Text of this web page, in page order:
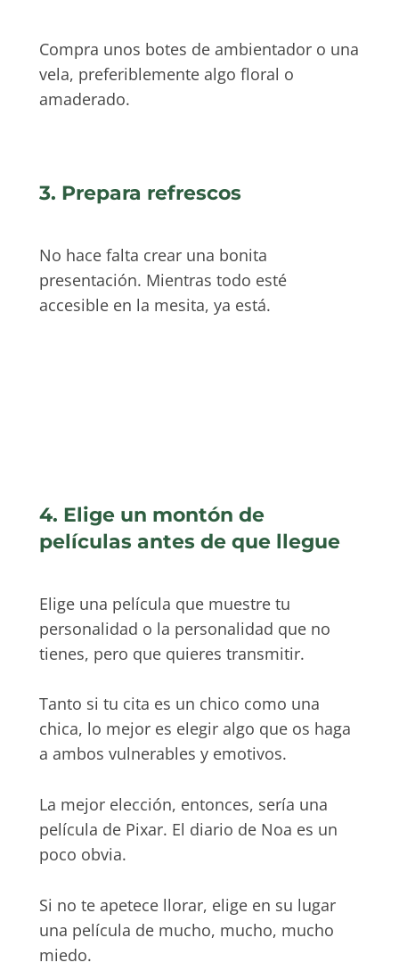
Compra unos botes de ambientador o una
vela, preferiblemente algo floral o
amaderado.
3. Prepara refrescos
No hace falta crear una bonita
presentación. Mientras todo esté
accesible en la mesita, ya está.
4. Elige un montón de
películas antes de que llegue
Elige una película que muestre tu
personalidad o la personalidad que no
tienes, pero que quieres transmitir.
Tanto si tu cita es un chico como una
chica, lo mejor es elegir algo que os haga
a ambos vulnerables y emotivos.
La mejor elección, entonces, sería una
película de Pixar. El diario de Noa es un
poco obvia.
Si no te apetece llorar, elige en su lugar
una película de mucho, mucho, mucho
miedo.